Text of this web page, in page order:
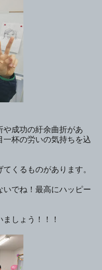
や成功の紆余曲折があ
一杯の労いの気持ちを込
くるものがあります。
いでね！最高にハッピー
しょう！！！